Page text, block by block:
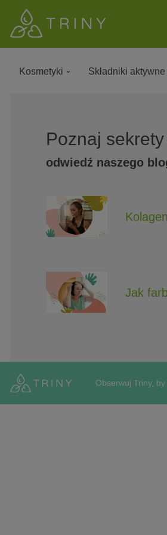
Kosmetyki Składniki aktywne
Poznaj
odwiedź naszego
Jak
Obserwuj Triny,